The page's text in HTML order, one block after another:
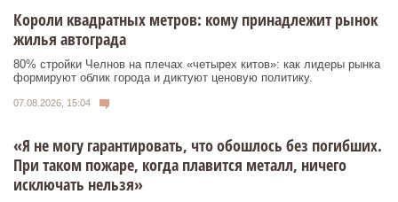
Короли квадратных метров: кому принадлежит рынок
жилья автограда
80% стройки Челнов на плечах «четырех китов»: как лидеры рынка
формируют облик города и диктуют ценовую политику.
07.08.2026, 15:04
«Я не могу гарантировать, что обошлось без погибших.
При таком пожаре, когда плавится металл, ничего
исключать нельзя»